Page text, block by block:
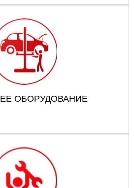
ОБОРУДОВАНИЕ